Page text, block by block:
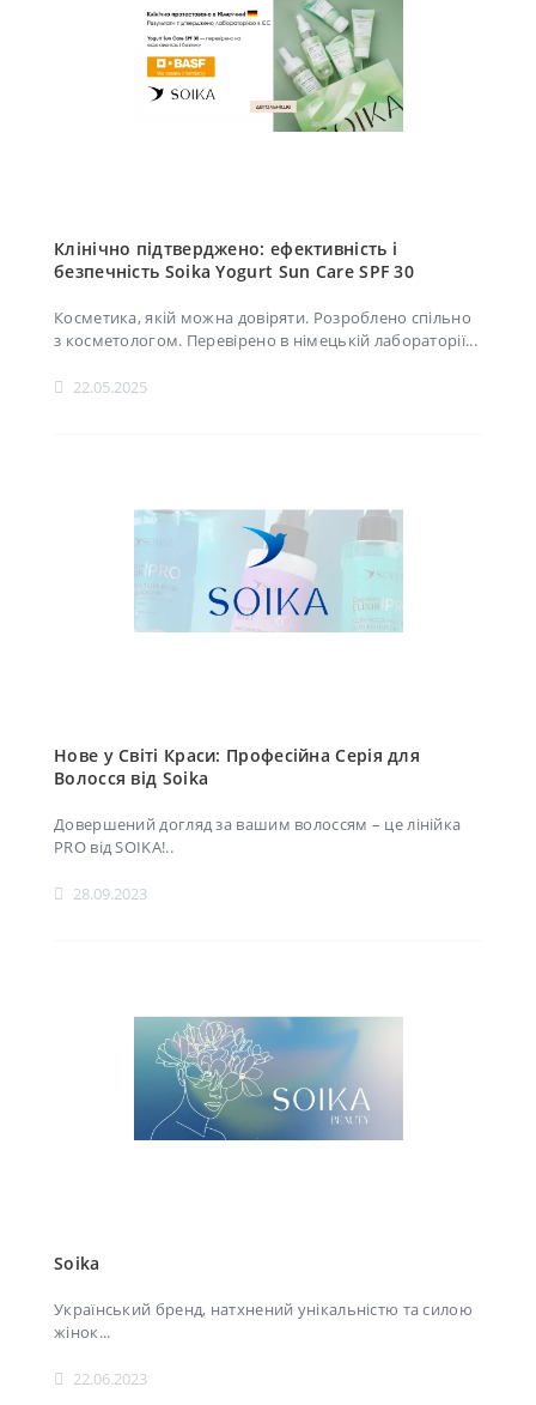
Клінічно підтверджено: ефективність і
безпечність Soika Yogurt Sun Care SPF 30
Косметика, якій можна довіряти. Розроблено спільно
з косметологом. Перевірено в німецькій лабораторії...
22.05.2025
Нове у Світі Краси: Професійна Серія для
Волосся від Soika
Довершений догляд за вашим волоссям – це лінійка
PRO від SOIKA!..
28.09.2023
Soika
Український бренд, натхнений унікальністю та силою
жінок...
22.06.2023